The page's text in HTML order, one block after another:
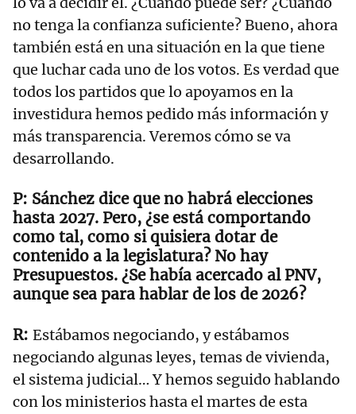
no tenga la confianza suficiente? Bueno, ahora
también está en una situación en la que tiene
que luchar cada uno de los votos. Es verdad que
todos los partidos que lo apoyamos en la
investidura hemos pedido más información y
más transparencia. Veremos cómo se va
desarrollando.
Sánchez dice que no habrá elecciones
hasta 2027. Pero, ¿se está comportando
como tal, como si quisiera dotar de
contenido a la legislatura? No hay
Presupuestos. ¿Se había acercado al PNV,
aunque sea para hablar de los de 2026?
Estábamos negociando, y estábamos
negociando algunas leyes, temas de vivienda,
el sistema judicial… Y hemos seguido hablando
con los ministerios hasta el martes de esta